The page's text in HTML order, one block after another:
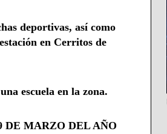
deportivas, así como
en Cerritos de
escuela en la zona.
DE MARZO DEL AÑO